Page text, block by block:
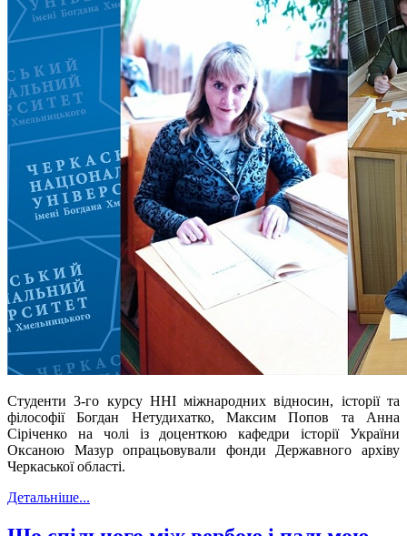
Студенти 3-го курсу ННІ міжнародних відносин, історії та
філософії Богдан Нетудихатко, Максим Попов та Анна
Сіріченко на чолі із доценткою кафедри історії України
Оксаною Мазур опрацьовували фонди Державного архіву
Черкаської області.
Детальніше...